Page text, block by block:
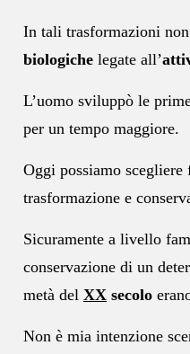
In tali trasformazioni
biologiche legate all’
L’uomo sviluppò le
per un tempo maggiore.
Oggi possiamo scegliere
trasformazione e
Sicuramente a livello
conservazione di un
metà del XX secolo
Non è mia intenzione